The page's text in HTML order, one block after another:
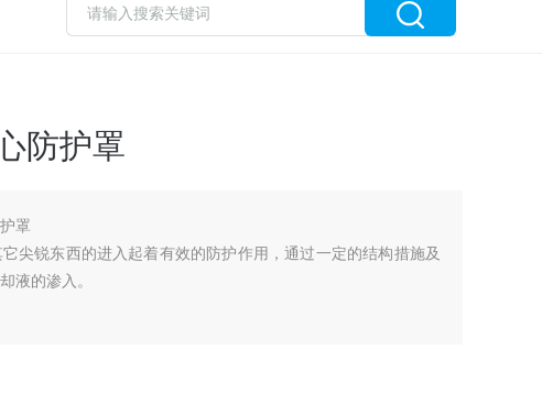
防护罩
罩
尖锐东西的进入起着有效的防护作用，通过一定的结构措施及
液的渗入。